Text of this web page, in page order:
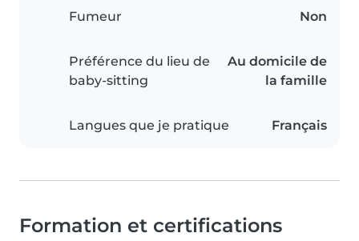
Fumeur Non
Préférence du lieu de
baby-sitting
Au domicile de
la famille
Langues que je pratique Français
Formation et certifications